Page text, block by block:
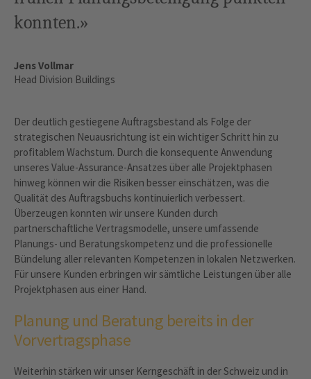
konnten.»
Jens Vollmar
Head Division Buildings
Der deutlich gestiegene Auftragsbestand als Folge der
strategischen Neuausrichtung ist ein wichtiger Schritt hin zu
profitablem Wachstum. Durch die konsequente Anwendung
unseres Value-­Assurance-Ansatzes über alle Projektphasen
hinweg können wir die Risiken besser einschätzen, was die
Qualität des Auftragsbuchs kontinuierlich verbessert.
Überzeugen konnten wir unsere Kunden durch
partnerschaftliche Vertragsmodelle, unsere umfassende
Planungs- und Beratungskompetenz und die professionelle
Bündelung aller relevanten Kompetenzen in lokalen Netzwerken.
Für unsere Kunden erbringen wir sämtliche Leistungen über alle
Projektphasen aus einer Hand.
Planung und Beratung bereits in der
Vorvertragsphase
Weiterhin stärken wir unser Kerngeschäft in der Schweiz und in